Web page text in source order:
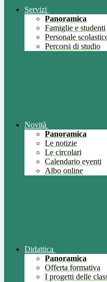
Servizi
Panoramica
Famiglie e studenti
Personale
Percorsi di studio
Novità
Panoramica
Le notizie
Le circolari
Calendario eventi
Albo online
Didattica
Panoramica
Offerta formativa
I progetti delle